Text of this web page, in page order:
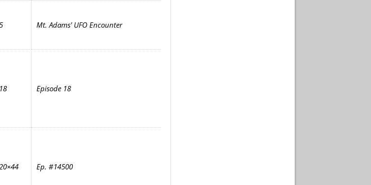
Mt. Adams' UFO Encounter
Episode 18
Ep. #14500